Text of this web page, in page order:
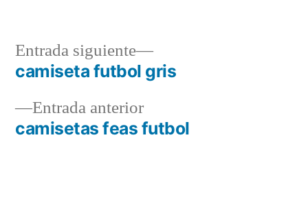
Navegación
deEntrada anteriorEntrada
anterior:
camisetas feas futbol
Entrada siguiente
Entrada
siguiente:
camiseta futbol gris